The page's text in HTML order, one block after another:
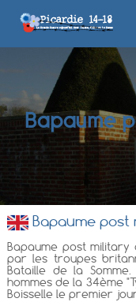
Bapaume
Bapaume post
Bapaume post military
par les troupes
Bataille de la
hommes de la 34ème
Boisselle le premier